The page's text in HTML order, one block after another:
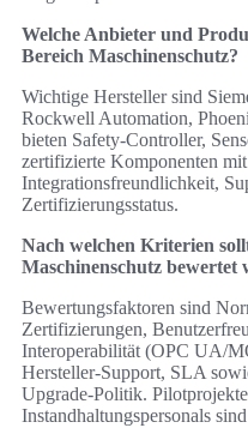
Welche Anbieter und
Bereich Maschinenschutz?
Wichtige Hersteller sind
Rockwell Automation,
bieten Safety‑Controller,
zertifizierte Komponenten
Integrationsfreundlichkeit,
Zertifizierungsstatus.
Nach welchen Kriterien
Maschinenschutz bewertet
Bewertungsfaktoren sind
Zertifizierungen,
Interoperabilität (OPC UA/
Hersteller‑Support, SLA
Upgrade‑Politik.
Instandhaltungspersonals